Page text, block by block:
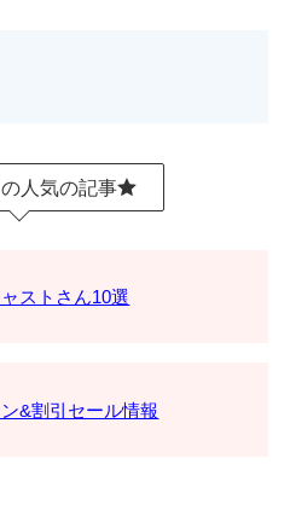
人気の記事
ストさん10選
&割引セール情報